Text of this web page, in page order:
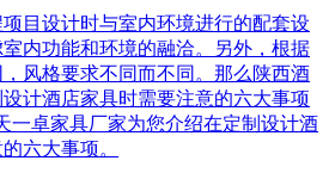
目设计时与室内环境进行的配套设
内功能和环境的融洽。另外，根据
风格要求不同而不同。那么陕西酒
计酒店家具时需要注意的六大事项
一卓家具厂家为您介绍在定制设计酒
六大事项。